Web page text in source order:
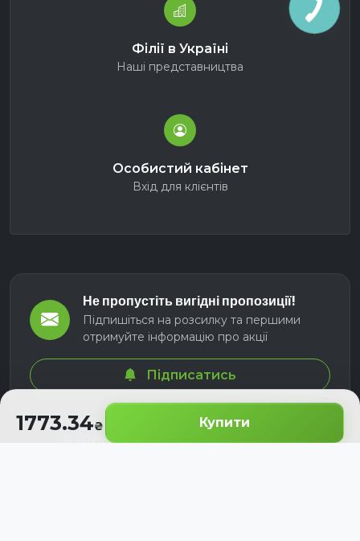
1773.34 Купити
Філії в Україні
Наші представництва
Особистий кабінет
Вхід для клієнтів
Не пропустіть вигідні пропозиції!
Підпишіться на розсилку та першими
отримуйте інформацію про акції
Підписатись
© 2026 СЕЛМ АГРО. Всі права захищені.